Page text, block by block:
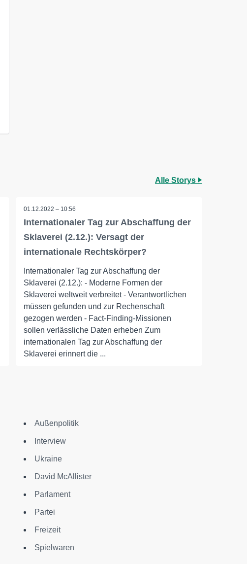
Alle Storys
01.12.2022 – 10:56
Internationaler Tag zur Abschaffung der
Sklaverei (2.12.): Versagt der
internationale Rechtskörper?
Internationaler Tag zur Abschaffung der
Sklaverei (2.12.): - Moderne Formen der
Sklaverei weltweit verbreitet - Verantwortlichen
müssen gefunden und zur Rechenschaft
gezogen werden - Fact-Finding-Missionen
sollen verlässliche Daten erheben Zum
internationalen Tag zur Abschaffung der
Sklaverei erinnert die ...
Außenpolitik
Interview
Ukraine
David McAllister
Parlament
Partei
Freizeit
Spielwaren